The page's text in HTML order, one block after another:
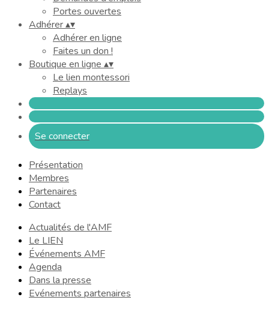
Portes ouvertes
Adhérer▴▾
Adhérer en ligne
Faites un don !
Boutique en ligne ▴▾
Le lien montessori
Replays
Se connecter
Présentation
Membres
Partenaires
Contact
Actualités de l'AMF
Le LIEN
Événements AMF
Agenda
Dans la presse
Evénements partenaires